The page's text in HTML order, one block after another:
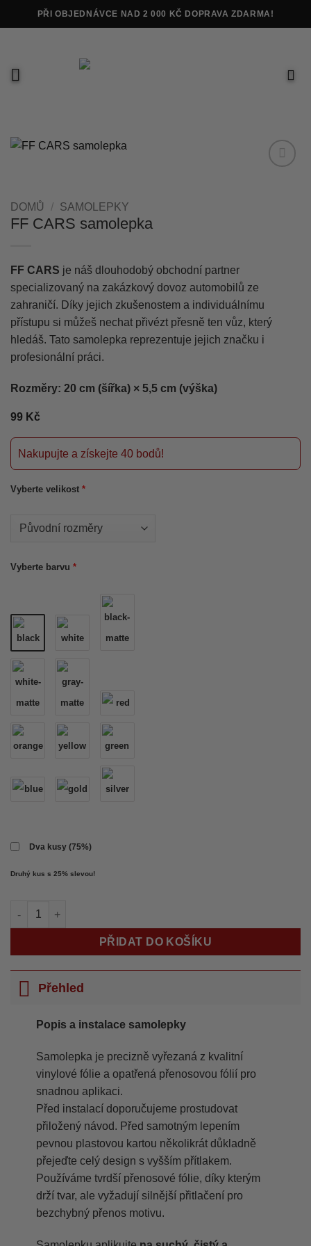
Přeskočit
na
PŘI OBJEDNÁVCE NAD 2 000 KČ DOPRAVA ZDARMA!
DOMŮ / SAMOLEPKY
FF CARS samolepka
FF CARS je náš dlouhodobý obchodní partner
specializovaný na zakázkový dovoz automobilů ze
zahraničí. Díky jejich zkušenostem a individuálnímu
přístupu si můžeš nechat přivézt přesně ten vůz, který
hledáš. Tato samolepka reprezentuje jejich značku i
profesionální práci.
Rozměry: 20 cm (šířka) × 5,5 cm (výška)
99 Kč
Nakupujte a získejte 40 bodů!
Vyberte velikost *
Vyberte barvu *
Dva kusy (75%)
Druhý kus s 25% slevou!
FF CARS samolepka množství
PŘIDAT DO KOŠÍKU
Přehled
Popis a instalace samolepky
Samolepka je precizně vyřezaná z kvalitní
vinylové fólie a opatřená přenosovou fólií pro
snadnou aplikaci.
Před instalací doporučujeme prostudovat
přiložený návod. Před samotným lepením
pevnou plastovou kartou několikrát důkladně
přejeďte celý design s vyšším přítlakem.
Používáme tvrdší přenosové fólie, díky kterým
drží tvar, ale vyžadují silnější přitlačení pro
bezchybný přenos motivu.